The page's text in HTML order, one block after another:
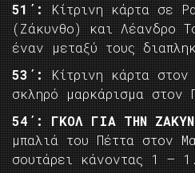
51΄:
Κίτρινη κάρτα σε
(Ζάκυνθο) και Λέανδρο
έναν μεταξύ τους
53΄:
Κίτρινη κάρτα
σκληρό μαρκάρισμα στον
54΄: ΓΚΟΛ ΓΙΑ ΤΗΝ
μπαλιά του Πέττα στον
σουτάρει κάνοντας 1 – 1.